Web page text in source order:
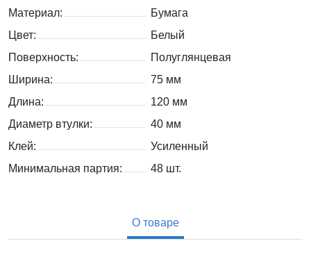
Материал:
Бумага
Цвет:
Белый
Поверхность:
Полуглянцевая
Ширина:
75 мм
Длина:
120 мм
Диаметр втулки:
40 мм
Клей:
Усиленный
Минимальная партия:
48 шт.
О товаре